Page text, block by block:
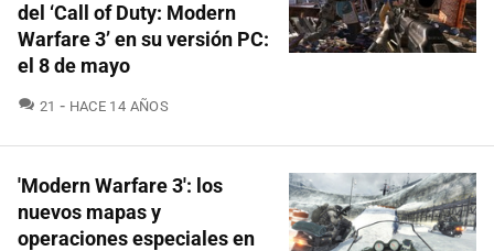
del ‘Call of Duty: Modern
Warfare 3’ en su versión PC:
el 8 de mayo
21 COMENTARIOS
HACE 14 AÑOS
'Modern Warfare 3': los
nuevos mapas y
operaciones especiales en